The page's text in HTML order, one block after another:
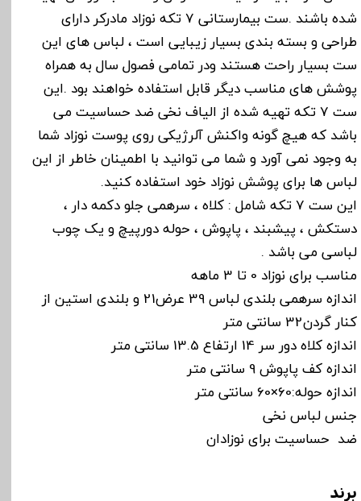
شده باشند .ست بیمارستانی 7 تکه نوزاد مادرکر دارای
طراحی و بسته بندی بسیار زیبایی است ، لباس های این
ست بسیار راحت هستند ودر تمامی فصول سال به همراه
پوشش های مناسب دیگر قابل استفاده خواهند بود .این
ست 7 تکه تهیه شده از الیاف نخی ضد حساسیت می
باشد که هیچ گونه واکنش آلرژیکی روی پوست نوزاد شما
به وجود نمی آورد و شما می توانید با اطمینان خاطر از این
لباس ها برای پوشش نوزاد خود استفاده کنید.
این ست 7 تکه شامل : کلاه ، سرهمی جلو دکمه دار ،
دستکش ، پیشبند ، پاپوش ، حوله دورپیچ و یک چوب
لباسی می باشد .
مناسب برای نوزاد 0 تا 3 ماهه
اندازه سرهمی بلندی لباس 39 عرض21 و بلندی استین از
کنار گردن32 سانتی متر
اندازه کلاه دور سر 14 ارتفاع 13.5 سانتی متر
اندازه کف پاپوش 9 سانتی متر
اندازه حوله:60×60 سانتی متر
جنس لباس نخی
ضد حساسیت برای نوزادان
برند